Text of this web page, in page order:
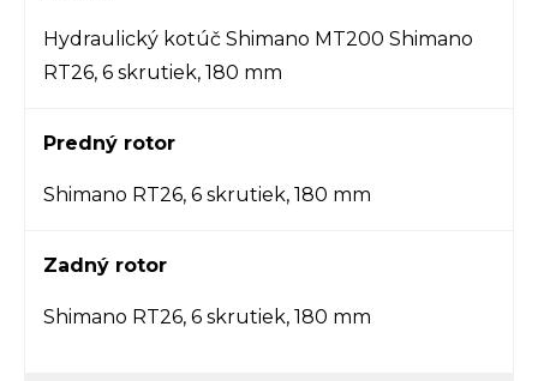
Hydraulický kotúč Shimano MT200 Shimano
RT26, 6 skrutiek, 180 mm
Predný rotor
Shimano RT26, 6 skrutiek, 180 mm
Zadný rotor
Shimano RT26, 6 skrutiek, 180 mm